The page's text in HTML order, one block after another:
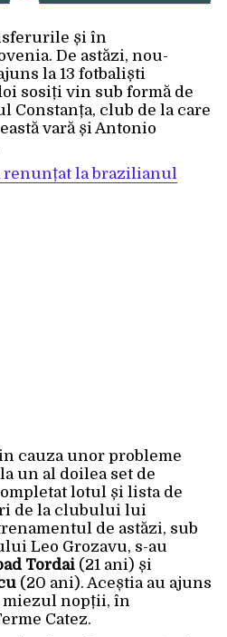
și în
De astăzi, nou-
la 13 fotbaliști
sosiți vin sub formă de
Constanța, club de la care
vară și Antonio
renunțat la brazilianul
cauza unor probleme
un al doilea set de
lotul și lista de
de la clubului lui
de astăzi, sub
Leo Grozavu, s-au
Tordai (21 ani) și
(20 ani). Aceștia au ajuns
miezul nopții, în
Catez.